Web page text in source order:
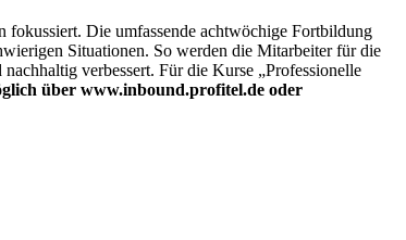
fokussiert. Die umfassende achtwöchige Fortbildung
Situationen. So werden die Mitarbeiter für die
verbessert. Für die Kurse „Professionelle
über www.inbound.profitel.de oder